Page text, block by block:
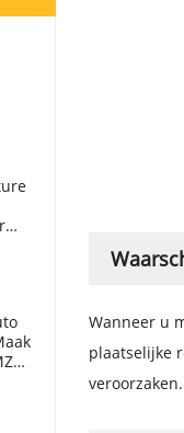
Wanneer u
plaatselijke
veroorzaken.